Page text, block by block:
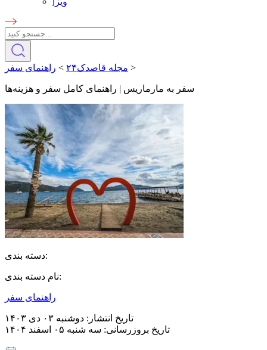
مجله قاصدک۲۴ > راهنمای سفر >
سفر به مارماریس | راهنمای کامل سفر و هزینه‌ها
دسته بندی:
نام دسته بندی:
راهنمای سفر
تاریخ انتشار: دوشنبه ۰۳ دی ۱۴۰۳
تاریخ بروزرسانی: سه شنبه ۰۵ اسفند ۱۴۰۴